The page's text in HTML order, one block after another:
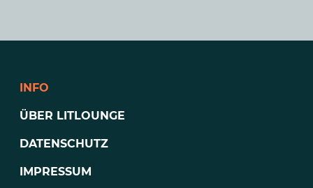
INFO
ÜBER LITLOUNGE
DATENSCHUTZ
IMPRESSUM